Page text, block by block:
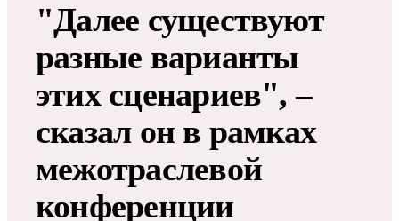
"Далее существуют
разные варианты
этих сценариев", –
сказал он в рамках
межотраслевой
конференции